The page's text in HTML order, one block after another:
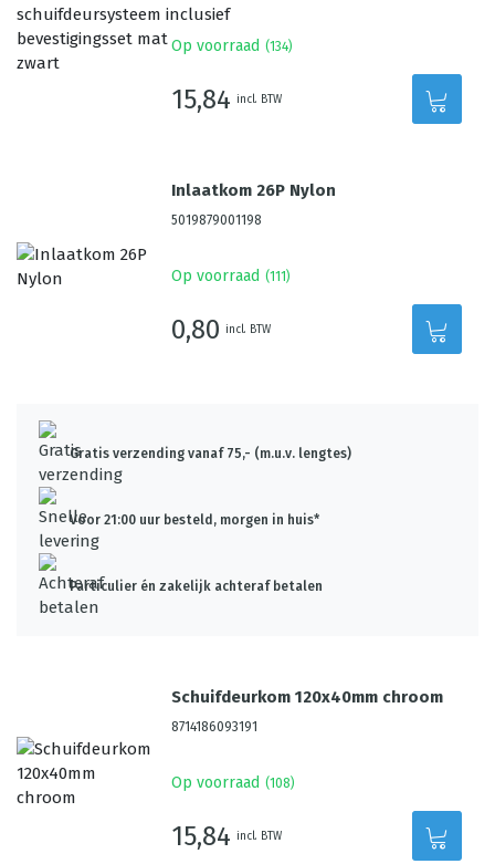
Op voorraad (134)
15,84 incl. BTW
Inlaatkom 26P Nylon
5019879001198
Op voorraad (111 )
0,80 incl. BTW
Gratis verzending vanaf 75,- (m.u.v. lengtes)
Voor 21:00 uur besteld, morgen in huis*
Particulier én zakelijk achteraf betalen
Schuifdeurkom 120x40mm chroom
8714186093191
Op voorraad (108)
15,84 incl. BTW